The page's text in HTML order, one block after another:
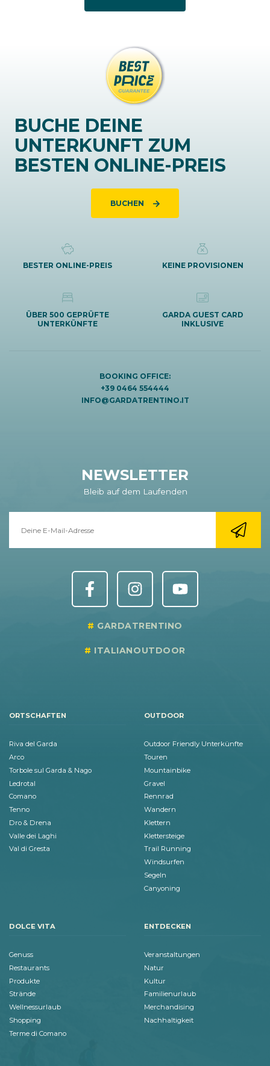
BUCHE DEINE
UNTERKUNFT ZUM
BESTEN ONLINE-PREIS
BUCHEN
BESTER ONLINE-PREIS KEINE PROVISIONEN
ÜBER 500 GEPRÜFTE
UNTERKÜNFTE
GARDA GUEST CARD
INKLUSIVE
BOOKING OFFICE:
+39 0464 554444
INFO@GARDATRENTINO.IT
NEWSLETTER
Bleib auf dem Laufenden
GARDATRENTINO
ITALIANOUTDOOR
ORTSCHAFTEN
Riva del Garda
Arco
Torbole sul Garda & Nago
Ledrotal
Comano
Tenno
Dro & Drena
Valle dei Laghi
Val di Gresta
OUTDOOR
Outdoor Friendly Unterkünfte
Touren
Mountainbike
Gravel
Rennrad
Wandern
Klettern
Klettersteige
Trail Running
Windsurfen
Segeln
Canyoning
DOLCE VITA
Genuss
Restaurants
Produkte
Strände
Wellnessurlaub
Shopping
Terme di Comano
ENTDECKEN
Veranstaltungen
Natur
Kultur
Familienurlaub
Merchandising
Nachhaltigkeit